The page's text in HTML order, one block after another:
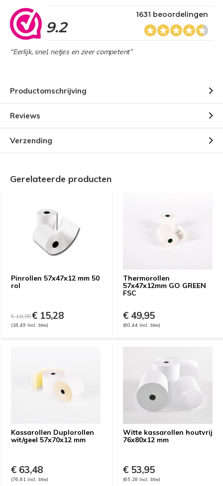
9.2
1631 beoordelingen
“Eerlijk, snel, netjes en zeer competent”
Productomschrijving
Reviews
Verzending
Gerelateerde producten
Pinrollen 57x47x12 mm 50
rol
€ 18,95€ 15,28
(18,49 Incl. btw)
Thermorollen
57x47x12mm GO GREEN
FSC
€ 49,95
(60,44 Incl. btw)
Kassarollen Duplorollen
wit/geel 57x70x12 mm
€ 63,48
(76,81 Incl. btw)
Witte kassarollen houtvrij
76x80x12 mm
€ 53,95
(65,28 Incl. btw)